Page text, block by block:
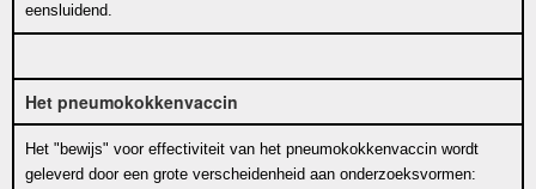
eensluidend.
Het pneumokokkenvaccin
Het "bewijs" voor effectiviteit van het pneumokokkenvaccin wordt
geleverd door een grote verscheidenheid aan onderzoeksvormen: